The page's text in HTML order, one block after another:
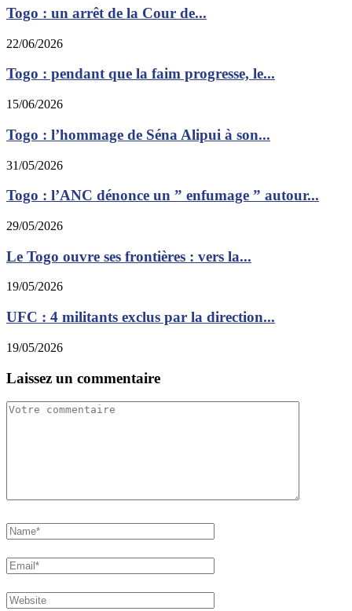
Togo : un arrêt de la Cour de...
22/06/2026
Togo : pendant que la faim progresse, le...
15/06/2026
Togo : l’hommage de Séna Alipui à son...
31/05/2026
Togo : l’ANC dénonce un ” enfumage ” autour...
29/05/2026
Le Togo ouvre ses frontières : vers la...
19/05/2026
UFC : 4 militants exclus par la direction...
19/05/2026
Laissez un commentaire